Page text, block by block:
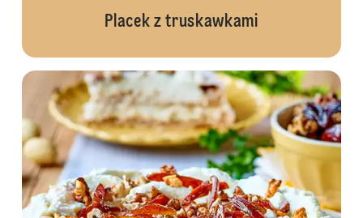
Placek z truskawkami